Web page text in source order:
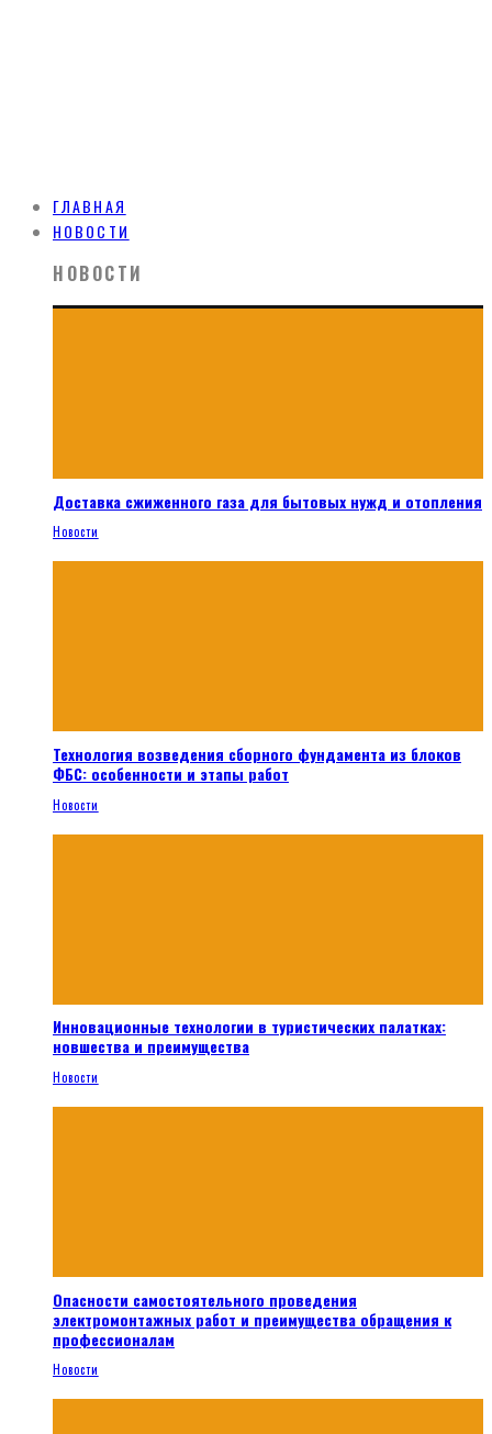
ГЛАВНАЯ
НОВОСТИ
НОВОСТИ
Доставка сжиженного газа для бытовых нужд и отопления
Новости
Технология возведения сборного фундамента из блоков
ФБС: особенности и этапы работ
Новости
Инновационные технологии в туристических палатках:
новшества и преимущества
Новости
Опасности самостоятельного проведения
электромонтажных работ и преимущества обращения к
профессионалам
Новости